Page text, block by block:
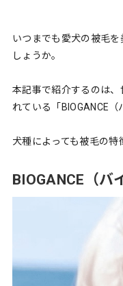
いつまでも愛犬の被毛
しょうか。
本記事で紹介するのは
れている「BIOGANCE（
犬種によっても被毛の特
BIOGANCE（バ